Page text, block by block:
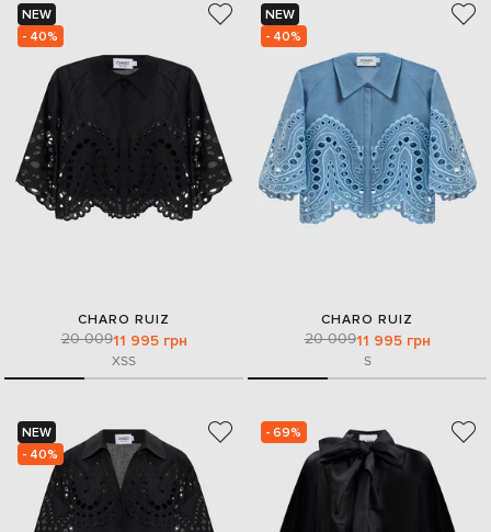
NEW
- 40%
CHARO RUIZ
20 00911 995 грн
XSS
NEW
- 40%
CHARO RUIZ
20 00911 995 грн
S
NEW
- 40%
- 69%